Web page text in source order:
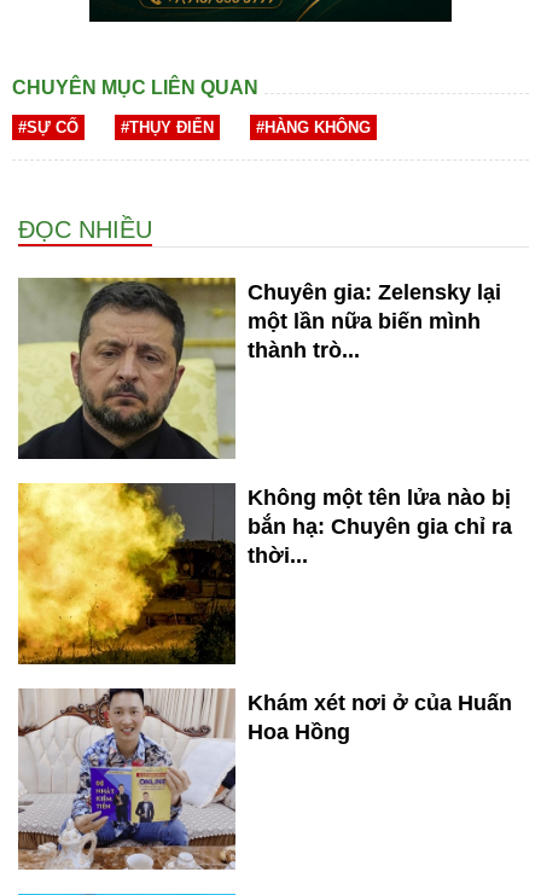
CHUYÊN MỤC LIÊN QUAN
#SỰ CỐ #THỤY ĐIỂN #HÀNG KHÔNG
ĐỌC NHIỀU
Chuyên gia: Zelensky lại
một lần nữa biến mình
thành trò...
Không một tên lửa nào bị
bắn hạ: Chuyên gia chỉ ra
thời...
Khám xét nơi ở của Huấn
Hoa Hồng